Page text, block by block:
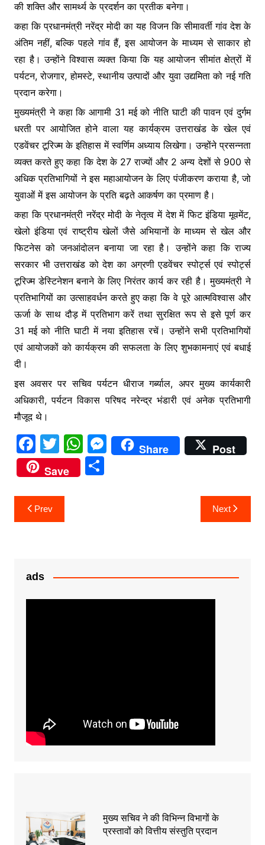
की शक्ति और सामर्थ्य के प्रदर्शन का प्रतीक बनेगा।
कहा कि प्रधानमंत्री नरेंद्र मोदी का यह विजन कि सीमावर्ती गांव देश के
अंतिम नहीं, बल्कि पहले गांव हैं, इस आयोजन के माध्यम से साकार हो
रहा है। उन्होंने विश्वास व्यक्त किया कि यह आयोजन सीमांत क्षेत्रों में
पर्यटन, रोजगार, होमस्टे, स्थानीय उत्पादों और युवा उद्यमिता को नई गति
प्रदान करेगा।
मुख्यमंत्री ने कहा कि आगामी 31 मई को नीति घाटी की पावन एवं दुर्गम
धरती पर आयोजित होने वाला यह कार्यक्रम उत्तराखंड के खेल एवं
एडवेंचर टूरिज्म के इतिहास में स्वर्णिम अध्याय लिखेगा। उन्होंने प्रसन्नता
व्यक्त करते हुए कहा कि देश के 27 राज्यों और 2 अन्य देशों से 900 से
अधिक प्रतिभागियों ने इस महाआयोजन के लिए पंजीकरण कराया है, जो
युवाओं में इस आयोजन के प्रति बढ़ते आकर्षण का प्रमाण है।
कहा कि प्रधानमंत्री नरेंद्र मोदी के नेतृत्व में देश में फिट इंडिया मूवमेंट,
खेलो इंडिया एवं राष्ट्रीय खेलों जैसे अभियानों के माध्यम से खेल और
फिटनेस को जनआंदोलन बनाया जा रहा है। उन्होंने कहा कि राज्य
सरकार भी उत्तराखंड को देश का अग्रणी एडवेंचर स्पोर्ट्स एवं स्पोर्ट्स
टूरिज्म डेस्टिनेशन बनाने के लिए निरंतर कार्य कर रही है। मुख्यमंत्री ने
प्रतिभागियों का उत्साहवर्धन करते हुए कहा कि वे पूरे आत्मविश्वास और
ऊर्जा के साथ दौड़ में प्रतिभाग करें तथा सुरक्षित रूप से इसे पूर्ण कर
31 मई को नीति घाटी में नया इतिहास रचें। उन्होंने सभी प्रतिभागियों
एवं आयोजकों को कार्यक्रम की सफलता के लिए शुभकामनाएं एवं बधाई
दी।
इस अवसर पर सचिव पर्यटन धीराज गर्ब्याल, अपर मुख्य कार्यकारी
अधिकारी, पर्यटन विकास परिषद नरेन्द्र भंडारी एवं अनेक प्रतिभागी
मौजूद थे।
F
a
c
e
b
k
T
w
itt
er
W
h
at
M
e
er
Share
Post
Save
S
Post
navigation
Prev Next
ads
मुख्य सचिव ने की विभिन्न विभागों के
प्रस्तावों को वित्तीय संस्तुति प्रदान